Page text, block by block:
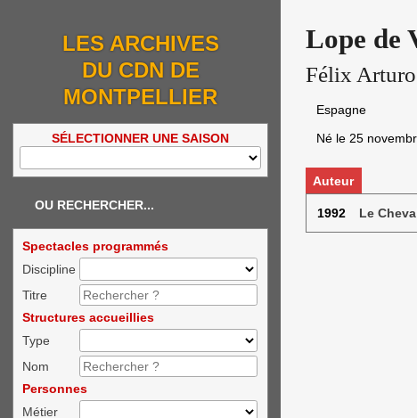
LES ARCHIVES
DU CDN DE
MONTPELLIER
SÉLECTIONNER UNE SAISON
OU RECHERCHER...
Spectacles programmés
Discipline
Titre
Structures accueillies
Type
Nom
Personnes
Métier
Lope de
Félix
Espagne
Né le 25
Auteur
1992 Le